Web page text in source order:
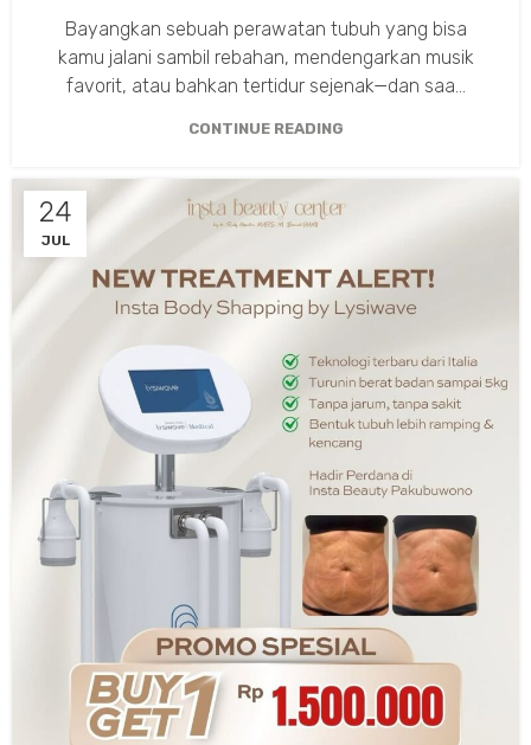
Bayangkan sebuah perawatan tubuh yang bisa
kamu jalani sambil rebahan, mendengarkan musik
favorit, atau bahkan tertidur sejenak—dan saa...
CONTINUE READING
24
JUL